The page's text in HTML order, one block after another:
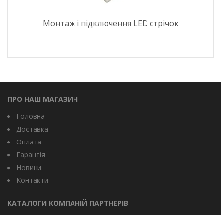
Монтаж і підключення LED стрічок
ПРО НАШ МАГАЗИН
Головна
Доставка
Оплата
Гарантія
Новини
Контакти
КАТАЛОГИ КОМПАНІЙ ПАРТНЕРІВ